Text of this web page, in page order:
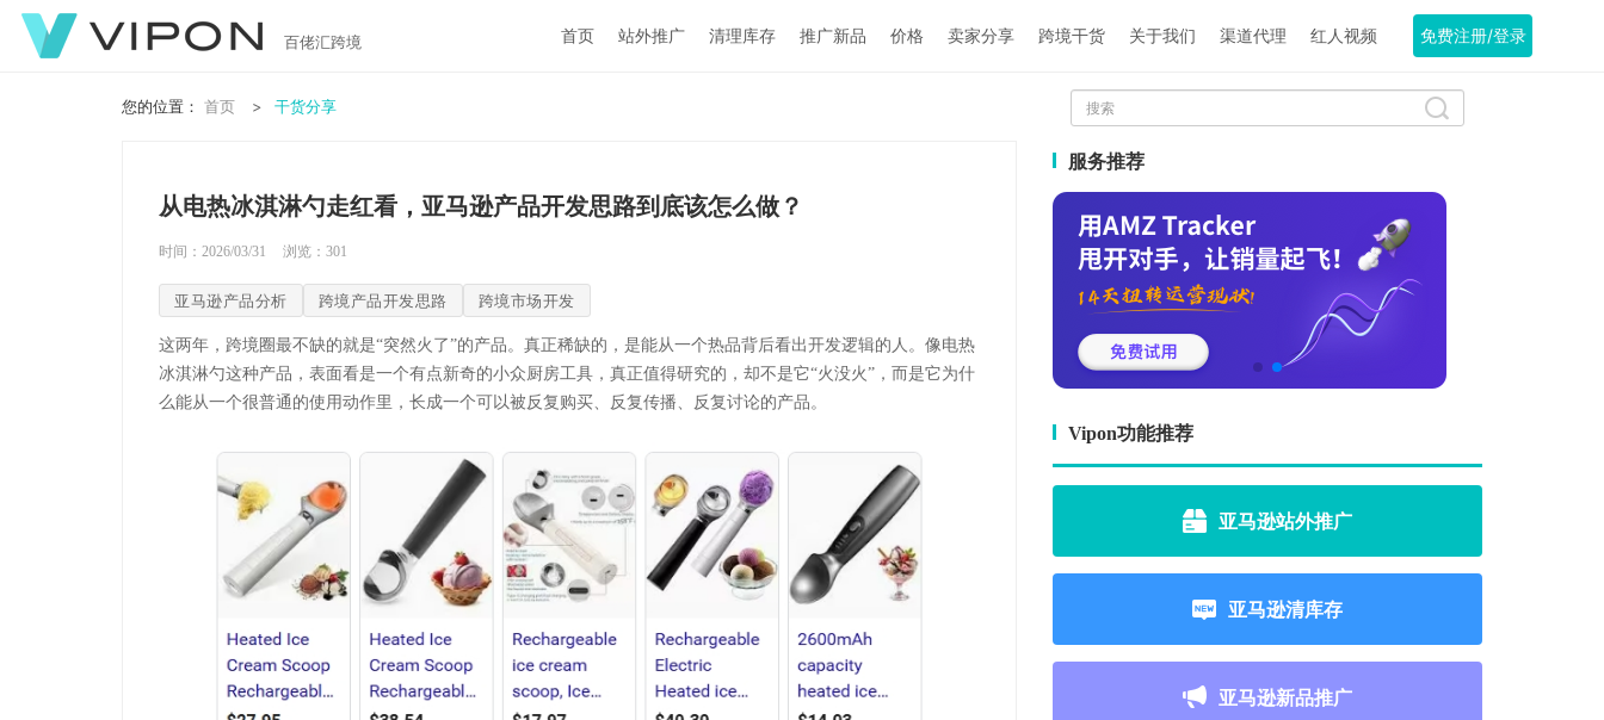
百佬汇跨境 首页 站外推广 清理库存 推广新品 价格 卖家分享 跨境干货 关于我们 渠道代理 红人视频 免费注册/登录
您的位置： 首页 干货分享
从电热冰淇淋勺走红看，亚马逊产品开发思路到底该怎么做？
时间：2026/03/31 浏览： 301
亚马逊产品分析 跨境产品开发思路 跨境市场开发
这两年，跨境圈最不缺的就是“突然火了”的产品。真正稀缺的，是能从一个热品背后看出开发逻辑的人。像电热
冰淇淋勺这种产品，表面看是一个有点新奇的小众厨房工具，真正值得研究的，却不是它“火没火”，而是它为什
么能从一个很普通的使用动作里，长成一个可以被反复购买、反复传播、反复讨论的产品。
服务推荐
Vipon功能推荐
亚马逊站外推广
亚马逊清库存
亚马逊新品推广